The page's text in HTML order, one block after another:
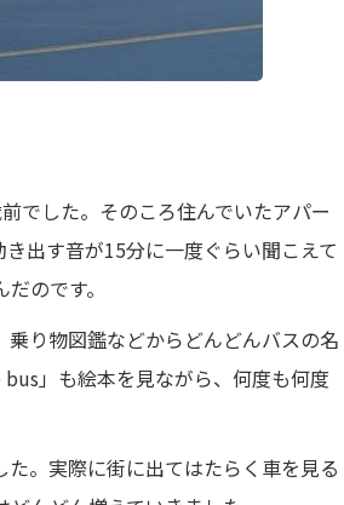
でした。そのころ住んでいたアパー
出す音が15分に一度ぐらい聞こえて
のです。
り物図鑑などからどんどんバスの名
」も絵本を見ながら、何度も何度
。実際に街に出てはたらく車を見る